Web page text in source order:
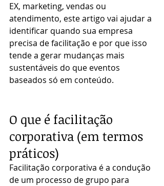
EX, marketing, vendas ou
atendimento, este artigo vai ajudar a
identificar quando sua empresa
precisa de facilitação e por que isso
tende a gerar mudanças mais
sustentáveis do que eventos
baseados só em conteúdo.
O que é facilitação
corporativa (em termos
práticos)
Facilitação corporativa é a condução
de um processo de grupo para